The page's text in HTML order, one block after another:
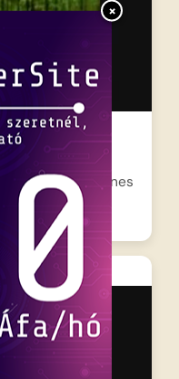
×
gyönyörű, színes